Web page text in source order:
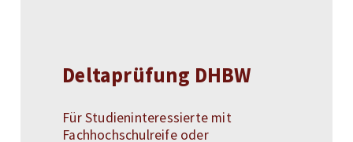
Deltaprüfung DHBW
Für Studieninteressierte mit
Fachhochschulreife oder